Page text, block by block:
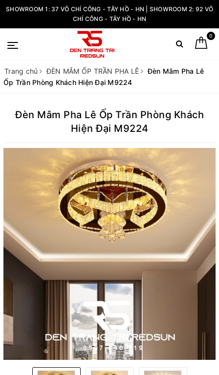
SHOWROOM 1: 37 VÕ CHÍ CÔNG - TÂY HỒ - HN | SHOWROOM 2: 92 VÕ
CHÍ CÔNG - TÂY HỒ - HN
0
Trang chủ ĐÈN MÂM ỐP TRẦN PHA LÊ
Đèn Mâm Pha Lê
Ốp Trần Phòng Khách Hiện Đại M9224
Đèn Mâm Pha Lê Ốp Trần Phòng Khách
Hiện Đại M9224